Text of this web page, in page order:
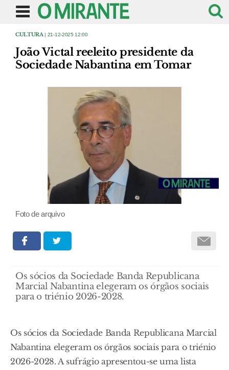
CULTURA | 21-12-2025 12:00
João Victal reeleito presidente da
Sociedade Nabantina em Tomar
Foto de arquivo
Os sócios da Sociedade Banda Republicana
Marcial Nabantina elegeram os órgãos sociais
para o triénio 2026-2028.
Os sócios da Sociedade Banda Republicana Marcial
Nabantina elegeram os órgãos sociais para o triénio
2026-2028. A sufrágio apresentou-se uma lista